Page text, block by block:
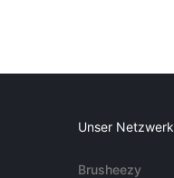
Unser Netzwerk
Brusheezy